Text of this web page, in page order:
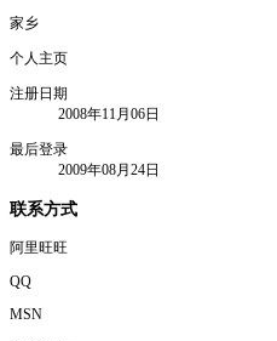
家乡
个人主页
注册日期
2008年11月06日
最后登录
2009年08月24日
联系方式
阿里旺旺
QQ
MSN